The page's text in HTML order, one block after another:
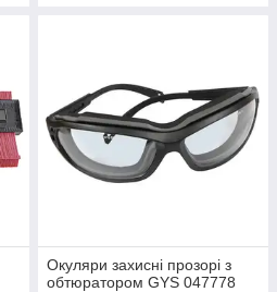
Окуляри захисні прозорі з
обтюратором GYS 047778